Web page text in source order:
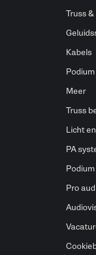
Truss
Kabels
Meer
Truss
Licht
PA
Pro